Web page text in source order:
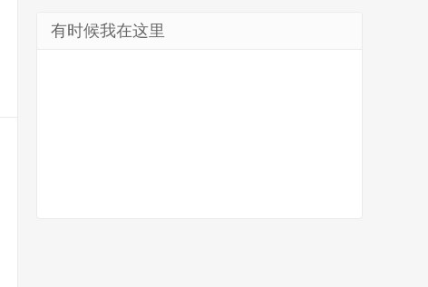
有时候我在这里